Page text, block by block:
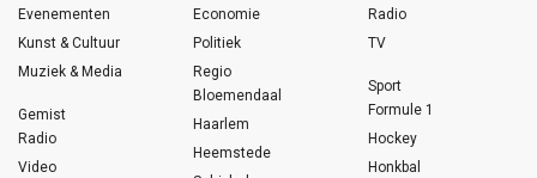
Evenementen
Kunst & Cultuur
Muziek & Media
Gemist
Radio
Video
Economie
Politiek
Regio
Bloemendaal
Haarlem
Heemstede
Radio
TV
Sport
Formule 1
Hockey
Honkbal